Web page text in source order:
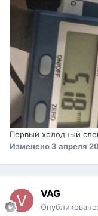
Первый холодный
Изменено3 апреля
VAG
Опубликовано: